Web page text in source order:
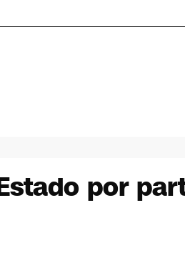
por